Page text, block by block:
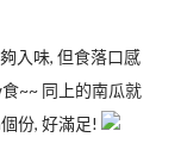
入味, 但食落口感
~~ 同上的南瓜就
份, 好滿足!